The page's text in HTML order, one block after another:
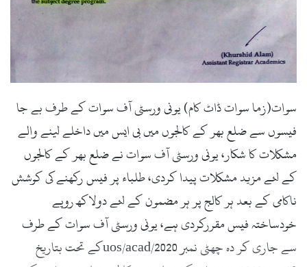
سوات(زما سوات ڈاٹ کام) یونی ورسٹی آف سوات کے طرف بے جا
فیسوں سے ضلع بھر کے کالجوں میں بی ایس میں داخلے لینے والے
مشکلات کا شکار، یونی ورسٹی آف سوات نے ضلع بھر کے کالجوں
کے لئے مزید مشکلات پیدا کردی، طلباء پر فیس رکھنے کی کوشش
ناکامی کے بعد ہر کالج پر ہر مضمون کے لئے دولاکھ روپے
خودساختہ فیس مقررکردی ہے، یونی ورسٹی آف سوات کے طرف
سے جاری کر دہ چھٹی نمبر uos/acad/2020کے تحت بتاریخ